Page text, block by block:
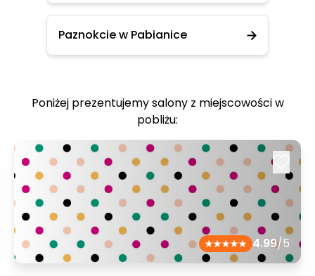
Paznokcie w Pabianice
Poniżej prezentujemy salony z miejscowości w
pobliżu:
4.99/5